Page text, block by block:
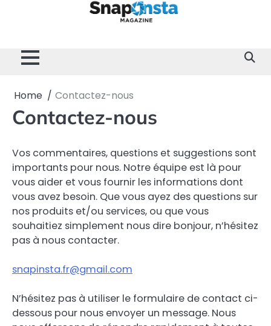
Home Contactez-nous
Contactez-nous
Vos commentaires, questions et suggestions sont
importants pour nous. Notre équipe est là pour
vous aider et vous fournir les informations dont
vous avez besoin. Que vous ayez des questions sur
nos produits et/ou services, ou que vous
souhaitiez simplement nous dire bonjour, n’hésitez
pas à nous contacter.
snapinsta.fr@gmail.com
N’hésitez pas à utiliser le formulaire de contact ci-
dessous pour nous envoyer un message. Nous